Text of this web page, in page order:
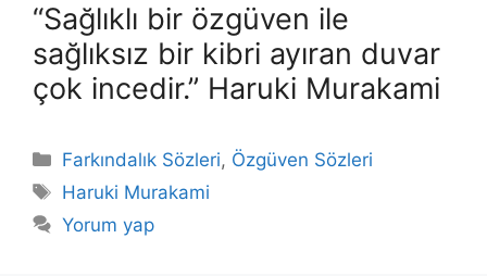
“Sağlıklı bir özgüven ile
sağlıksız bir kibri ayıran duvar
çok incedir.” Haruki Murakami
Kategoriler
Farkındalık Sözleri, Özgüven Sözleri
Etiketler
Haruki Murakami
Yorum yap